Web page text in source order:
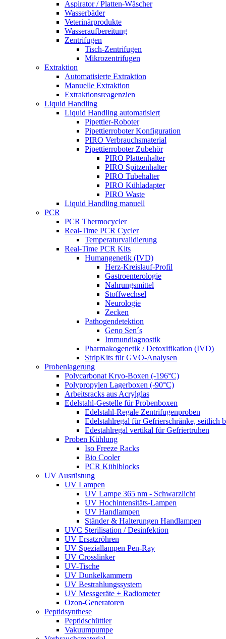
Aspirator / Platten-Wäscher
Wasserbäder
Veterinärprodukte
Wasseraufbereitung
Zentrifugen
Tisch-Zentrifugen
Mikrozentrifugen
Extraktion
Automatisierte Extraktion
Manuelle Extraktion
Extraktionsreagenzien
Liquid Handling
Liquid Handling automatisiert
Pipettier-Roboter
Pipettierroboter Konfiguration
PIRO Verbrauchsmaterial
Pipettierroboter Zubehör
PIRO Plattenhalter
PIRO Spitzenhalter
PIRO Tubehalter
PIRO Kühladapter
PIRO Waste
Liquid Handling manuell
PCR
PCR Thermocycler
Real-Time PCR Cycler
Temperaturvalidierung
Real-Time PCR Kits
Humangenetik (IVD)
Herz-Kreislauf-Profil
Gastroenterologie
Nahrungsmittel
Stoffwechsel
Neurologie
Zecken
Pathogendetektion
Geno Sen´s
Immundiagnostik
Pharmakogenetik / Detoxifikation (IVD)
StripKits für GVO-Analysen
Probenlagerung
Polycarbonat Kryo-Boxen (-196°C)
Polypropylen Lagerboxen (-90°C)
Arbeitsracks aus Acrylglas
Edelstahl-Gestelle für Probenboxen
Edelstahl-Regale Zentrifugenproben
Edelstahlregal für Gefrierschränke, seitlich
Edestahlregal vertikal für Gefriertruhen
Proben Kühlung
Iso Freeze Racks
Bio Cooler
PCR Kühlblocks
UV Ausrüstung
UV Lampen
UV Lampe 365 nm - Schwarzlicht
UV Hochintensitäts-Lampen
UV Handlampen
Ständer & Halterungen Handlampen
UVC Sterilisation / Desinfektion
UV Ersatzröhren
UV Speziallampen Pen-Ray
UV Crosslinker
UV-Tische
UV Dunkelkammern
UV Bestrahlungssystem
UV Messgeräte + Radiometer
Ozon-Generatoren
Peptidsynthese
Peptidschüttler
Vakuumpumpe